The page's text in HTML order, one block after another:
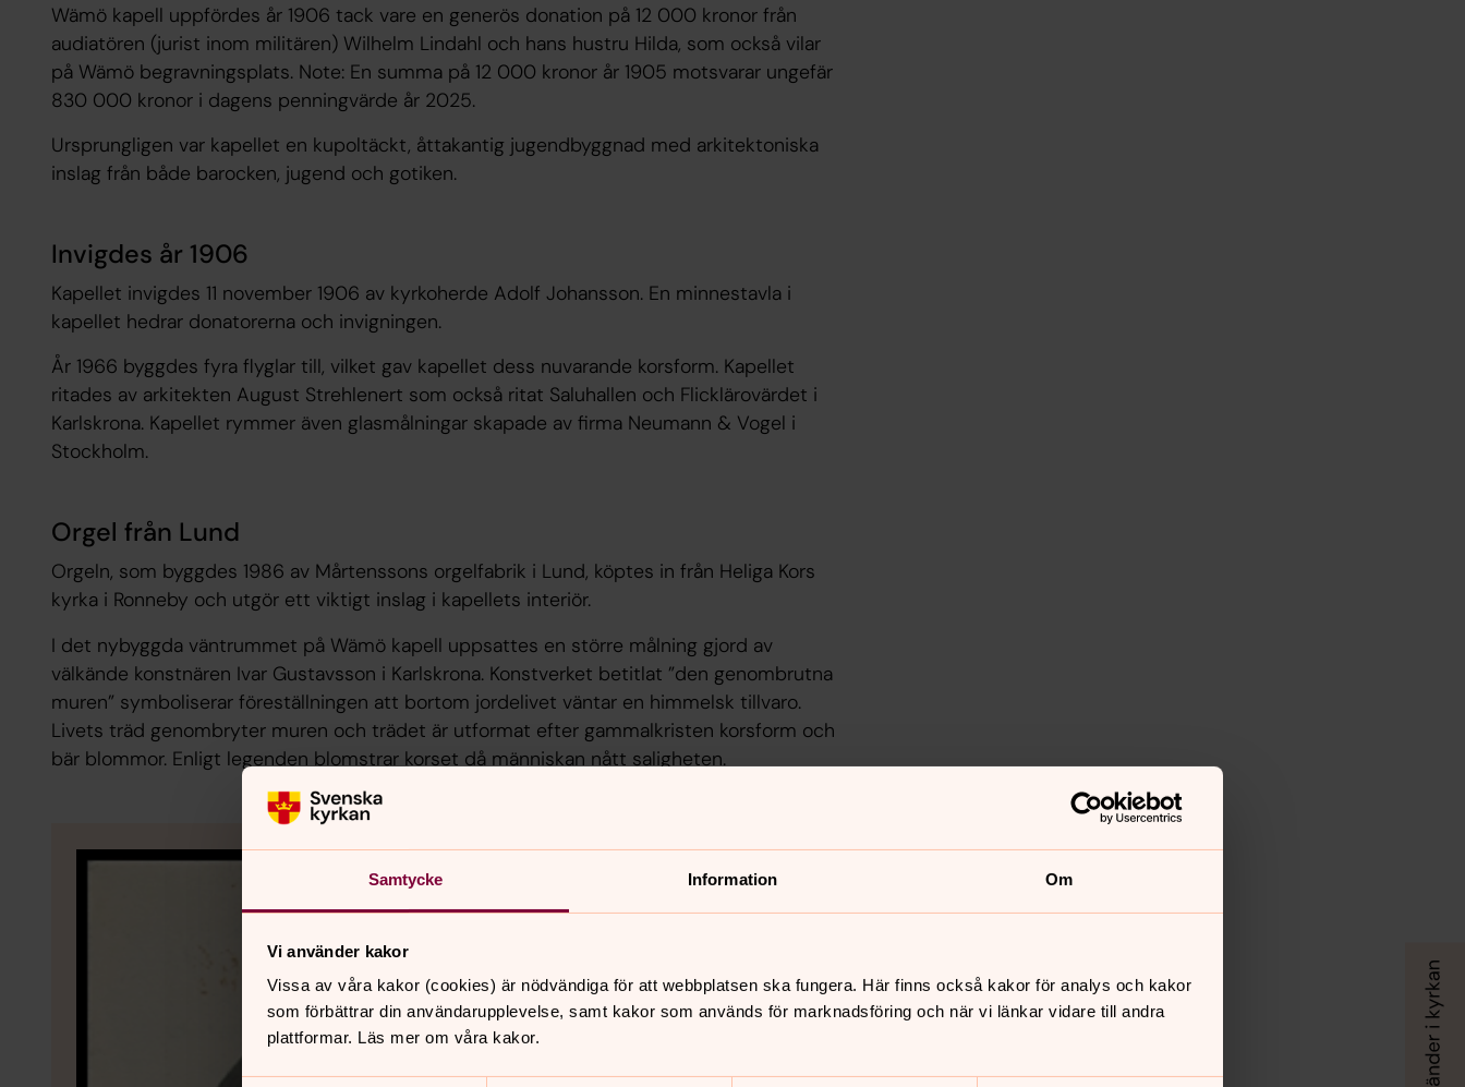
Samtycke Information Om
Vi använder kakor
Vissa av våra kakor (cookies) är nödvändiga för att webbplatsen ska fungera. Här finns också kakor för analys och kakor
som förbättrar din användarupplevelse, samt kakor som används för marknadsföring och när vi länkar vidare till andra
plattformar. Läs mer om våra kakor.
Wämö kapell uppfördes år 1906 tack vare en generös donation på 12 000 kronor från
audiatören (jurist inom militären) Wilhelm Lindahl och hans hustru Hilda, som också vilar
på Wämö begravningsplats. Note: En summa på 12 000 kronor år 1905 motsvarar ungefär
830 000 kronor i dagens penningvärde år 2025.
Ursprungligen var kapellet en kupoltäckt, åttakantig jugendbyggnad med arkitektoniska
inslag från både barocken, jugend och gotiken.
Invigdes år 1906
Kapellet invigdes 11 november 1906 av kyrkoherde Adolf Johansson. En minnestavla i
kapellet hedrar donatorerna och invigningen.
År 1966 byggdes fyra flyglar till, vilket gav kapellet dess nuvarande korsform. Kapellet
ritades av arkitekten August Strehlenert som också ritat Saluhallen och Flicklärovärdet i
Karlskrona. Kapellet rymmer även glasmålningar skapade av firma Neumann & Vogel i
Stockholm.
Orgel från Lund
Orgeln, som byggdes 1986 av Mårtenssons orgelfabrik i Lund, köptes in från Heliga Kors
kyrka i Ronneby och utgör ett viktigt inslag i kapellets interiör.
I det nybyggda väntrummet på Wämö kapell uppsattes en större målning gjord av
välkände konstnären Ivar Gustavsson i Karlskrona. Konstverket betitlat ”den genombrutna
muren” symboliserar föreställningen att bortom jordelivet väntar en himmelsk tillvaro.
Livets träd genombryter muren och trädet är utformat efter gammalkristen korsform och
bär blommor. Enligt legenden blomstrar korset då människan nått saligheten.